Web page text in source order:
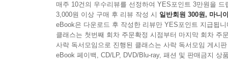
-임우기『삼국지연의』책임편집자
『삼국지연의』를 현대적으로 재해석하는 것은
로의 감정을 느끼고 그것을 토대로 해서 자신만의
이런 점에서 필자는 『삼국지연의』의 원래 모
매주 10건의 우수리뷰를 선정하여 YES포인트 3만원을 드
3,000원 이상 구매 후 리뷰 작성 시 일반회원 300원, 마니
eBook은 다운로드 후 작성한 리뷰만 YES포인트 지급됩니
클래스는 첫번째 회차 주문확정 시점부터 마지막 회차 주
사락 독서모임으로 진행된 클래스는 사락 독서모임 게시
eBook 페이백, CD/LP, DVD/Blu-ray, 패션 및 판매금지 상